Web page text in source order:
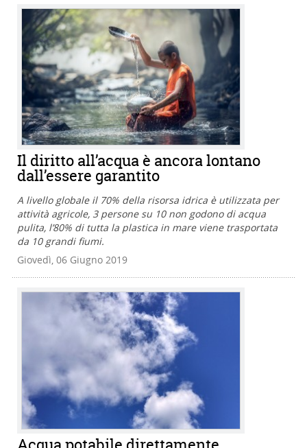
Il diritto all’acqua è ancora lontano
dall’essere garantito
A livello globale il 70% della risorsa idrica è utilizzata per
attività agricole, 3 persone su 10 non godono di acqua
pulita, l’80% di tutta la plastica in mare viene trasportata
da 10 grandi fiumi.
Giovedì, 06 Giugno 2019